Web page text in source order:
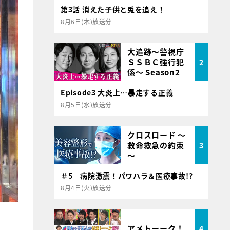
第3話 消えた子供と兎を追え！
8月6日(木)放送分
大追跡～警視庁
ＳＳＢＣ強行犯
係～ Season2
2
Episode3 大炎上…暴走する正義
8月5日(水)放送分
クロスロード ～
救命救急の約束
～
3
＃5 病院激震！パワハラ＆医療事故!?
8月4日(火)放送分